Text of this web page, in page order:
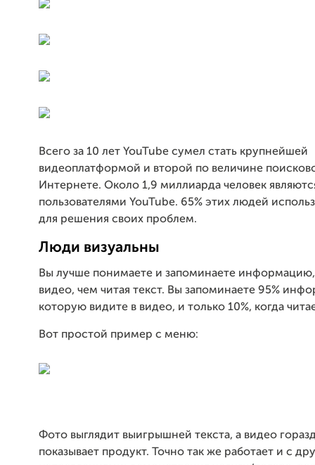
Всего за 10 лет YouTube сумел стать крупнейшей
видеоплатформой и второй по величине
Интернете. Около 1,9 миллиарда человек
пользователями YouTube. 65% этих людей
для решения своих проблем.
Люди визуальны
Вы лучше понимаете и запоминаете
видео, чем читая текст. Вы запоминаете 95%
которую видите в видео, и только 10%, когда
Вот простой пример с меню:
Фото выглядит выигрышней текста, а видео
показывает продукт. Точно так же работает и с